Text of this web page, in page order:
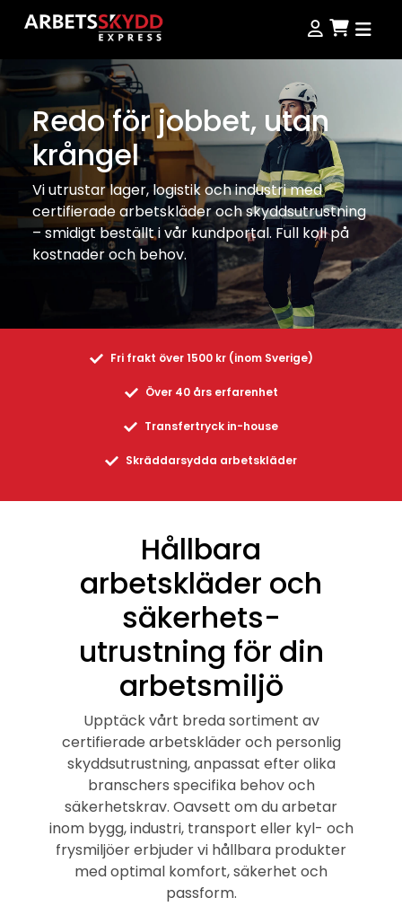
Produkter
Kampanjer
NordWear
Outlet
Se alla produkter
Produkter
Guider
Jobba hos oss
Redo för jobbet, utan
krångel
Vi utrustar lager, logistik och industri med
certifierade arbetskläder och skyddsutrustning
– smidigt beställt i vår kundportal. Full koll på
kostnader och behov.
Fri frakt över 1500 kr (inom Sverige)
Över 40 års erfarenhet
Transfertryck in-house
Skräddarsydda arbetskläder
Hållbara
arbetskläder och
säkerhets-
utrustning för din
arbetsmiljö
Upptäck vårt breda sortiment av
certifierade arbetskläder och personlig
skyddsutrustning, anpassat efter olika
branschers specifika behov och
säkerhetskrav. Oavsett om du arbetar
inom bygg, industri, transport eller kyl- och
frysmiljöer erbjuder vi hållbara produkter
med optimal komfort, säkerhet och
passform.